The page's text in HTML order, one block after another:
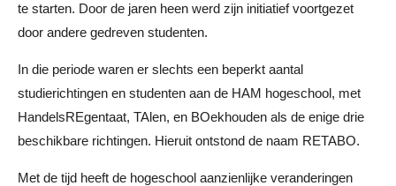
te starten. Door de jaren heen werd zijn initiatief voortgezet
door andere gedreven studenten.
In die periode waren er slechts een beperkt aantal
studierichtingen en studenten aan de HAM hogeschool, met
HandelsREgentaat, TAlen, en BOekhouden als de enige drie
beschikbare richtingen. Hieruit ontstond de naam RETABO.
Met de tijd heeft de hogeschool aanzienlijke veranderingen